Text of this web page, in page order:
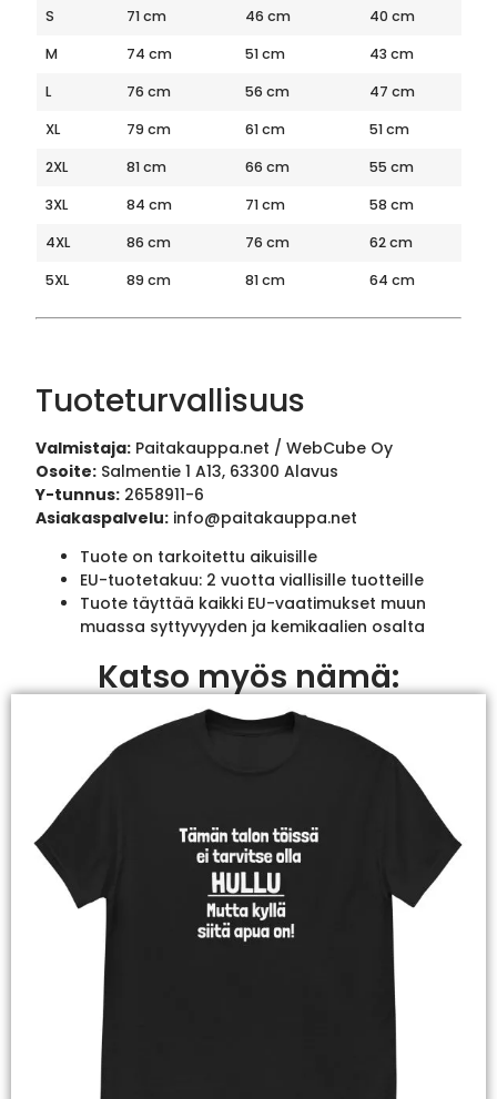
S 71 cm 46 cm
40 cm
M
74 cm 51 cm
43 cm
L
76 cm 56 cm
47 cm
XL
79 cm 61 cm
51 cm
2XL
81 cm 66 cm
55 cm
3XL
84 cm 71 cm
58 cm
4XL
86 cm 76 cm
62 cm
5XL
89 cm 81 cm 64 cm
Tuoteturvallisuus
Valmistaja: Paitakauppa.net / WebCube Oy
Osoite: Salmentie 1 A13, 63300 Alavus
Y-tunnus: 2658911-6
Asiakaspalvelu: info@paitakauppa.net
Tuote on tarkoitettu aikuisille
EU-tuotetakuu: 2 vuotta viallisille tuotteille
Tuote täyttää kaikki EU-vaatimukset muun
muassa syttyvyyden ja kemikaalien osalta
Katso myös nämä: